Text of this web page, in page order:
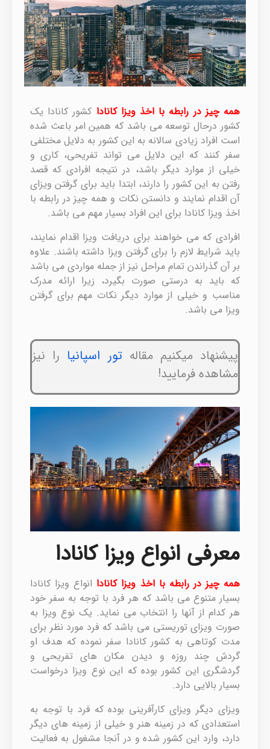
همه چیز در رابطه با اخذ ویزا کانادا کشور کانادا یک
کشور درحال توسعه می باشد که همین امر باعث شده
است افراد زیادی سالانه به این کشور به دلایل مختلفی
سفر کنند که این دلایل می تواند تفریحی، کاری و
خیلی از موارد دیگر باشد، در نتیجه افرادی که قصد
رفتن به این کشور را دارند، ابتدا باید برای گرفتن ویزای
آن اقدام نمایند و دانستن نکات و همه چیز در رابطه با
اخذ ویزا کانادا برای این افراد بسیار مهم می باشد.
افرادی که می خواهند برای دریافت ویزا اقدام نمایند،
باید شرایط لازم را برای گرفتن ویزا داشته باشند. علاوه
بر آن گذراندن تمام مراحل نیز از جمله مواردی می باشد
که باید به درستی صورت بگیرد، زیرا ارائه مدرک
مناسب و خیلی از موارد دیگر نکات مهم برای گرفتن
ویزا می باشد.
پیشنهاد میکنیم مقاله تور اسپانیا را نیز
مشاهده فرمایید!
معرفی انواع ویزا کانادا
همه چیز در رابطه با اخذ ویزا کانادا انواع ویزا کانادا
بسیار متنوع می باشد که هر فرد با توجه به سفر خود
هر کدام از آنها را انتخاب می نماید. یک نوع ویزا به
صورت ویزای توریستی می باشد که فرد مورد نظر برای
مدت کوتاهی به کشور کانادا سفر نموده که هدف او
گردش چند روزه و دیدن مکان های تفریحی و
گردشگری این کشور بوده که این نوع ویزا درخواست
بسیار بالایی دارد.
ویزای دیگر ویزای کارآفرینی بوده که فرد با توجه به
استعدادی که در زمینه هنر و خیلی از زمینه های دیگر
دارد، وارد این کشور شده و در آنجا مشغول به فعالیت